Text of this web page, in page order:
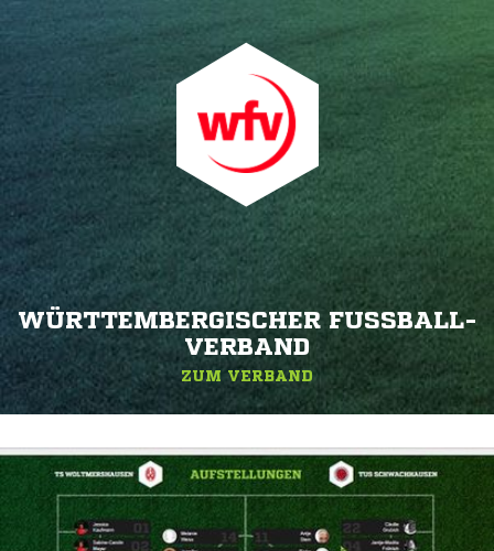
WÜRTTEMBERGISCHER FUSSBALL-V
ERBAND
ZUM VERBAND